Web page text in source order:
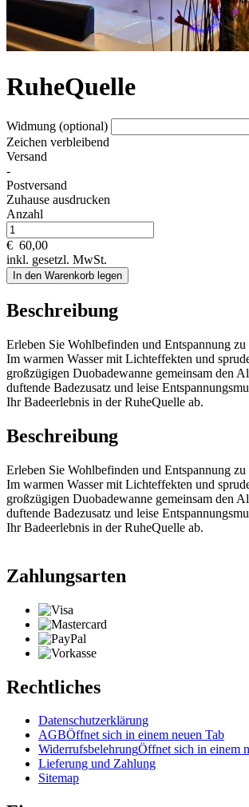
RuheQuelle
Widmung (optional)
Zeichen verbleibend
Versand
-
Postversand
Zuhause ausdrucken
Anzahl
€ 60,00
inkl. gesetzl. MwSt.
In den Warenkorb legen
Beschreibung
Erleben Sie Wohlbefinden und Entspannung
Im warmen Wasser mit Lichteffekten und
großzügigen Duobadewanne gemeinsam den
duftende Badezusatz und leise
Ihr Badeerlebnis in der RuheQuelle ab.
Beschreibung
Erleben Sie Wohlbefinden und Entspannung
Im warmen Wasser mit Lichteffekten und
großzügigen Duobadewanne gemeinsam den
duftende Badezusatz und leise
Ihr Badeerlebnis in der RuheQuelle ab.
Zahlungsarten
Rechtliches
Datenschutzerklärung
AGBÖffnet sich in einem neuen Tab
WiderrufsbelehrungÖffnet sich in einem
Lieferung und Zahlung
Sitemap